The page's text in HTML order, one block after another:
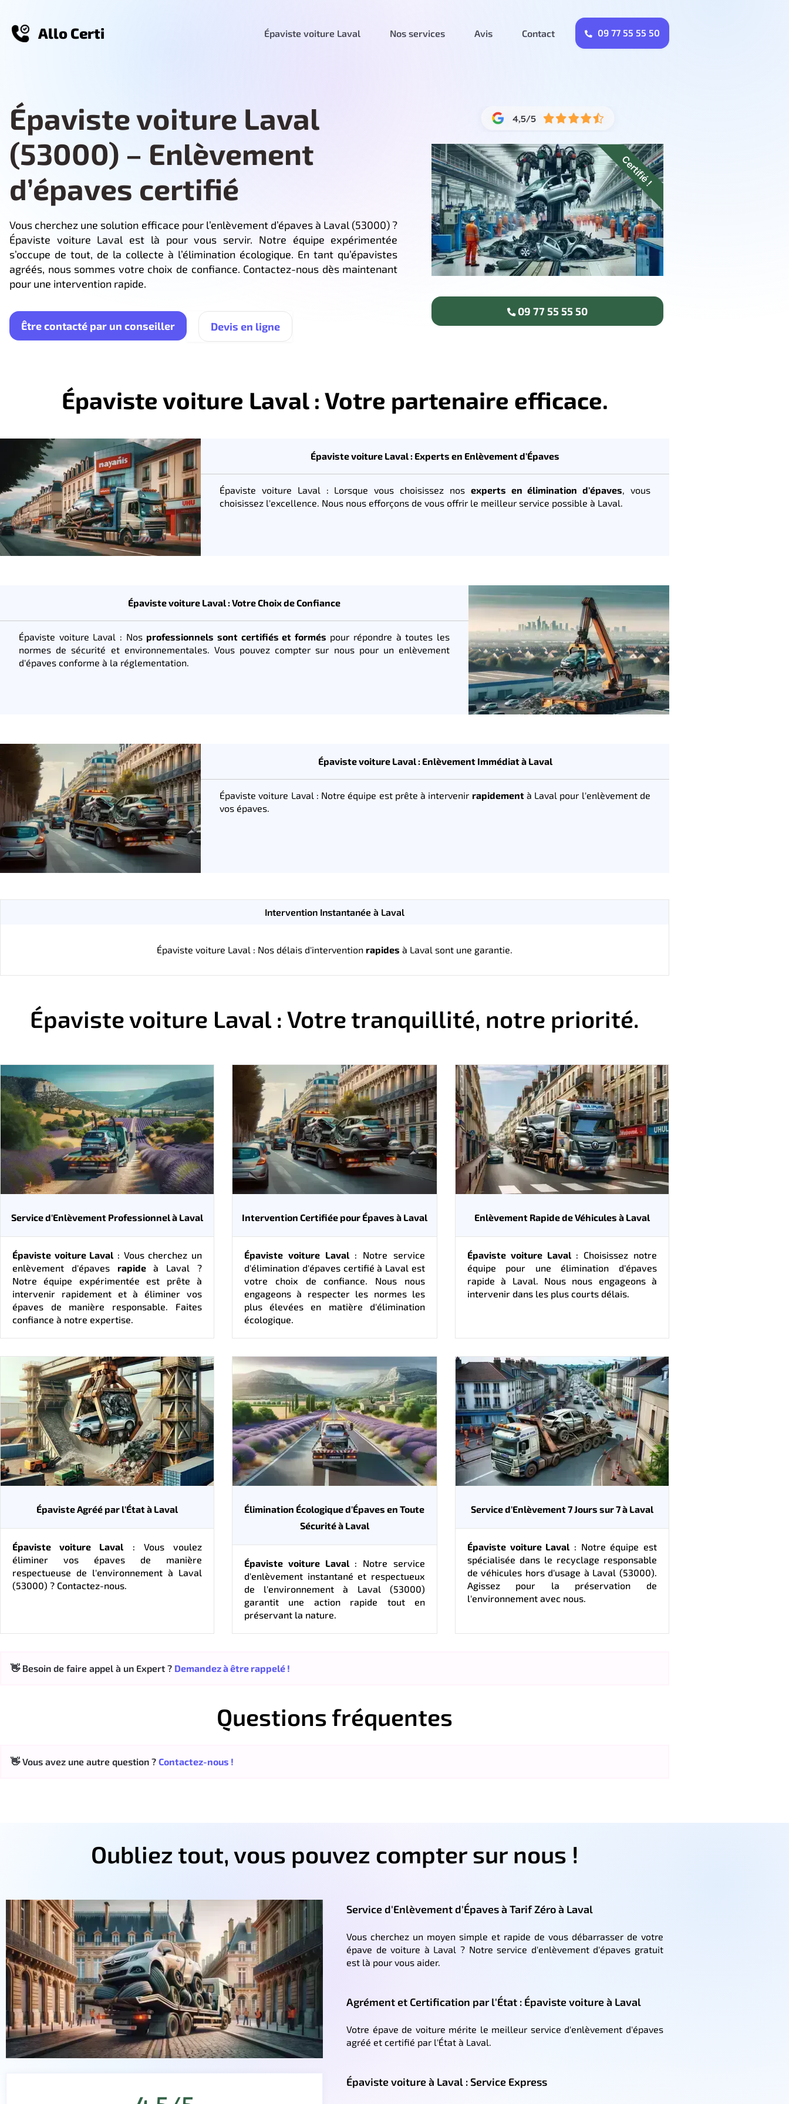
Allo Certi Épaviste voiture Laval Nos services Avis Contact 09 77 55 55 50
Épaviste voiture Laval
(53000) – Enlèvement
d’épaves certifié
Vous cherchez une solution efficace pour l’enlèvement d’épaves à Laval (53000) ?
Épaviste voiture Laval est là pour vous servir. Notre équipe expérimentée
s’occupe de tout, de la collecte à l’élimination écologique. En tant qu’épavistes
agréés, nous sommes votre choix de confiance. Contactez-nous dès maintenant
pour une intervention rapide.
Être contacté par un conseiller Devis en ligne
Certifié !
09 77 55 55 50
Épaviste voiture Laval : Votre partenaire efficace.
Épaviste voiture Laval : Experts en Enlèvement d'Épaves
Épaviste voiture Laval : Lorsque vous choisissez nos experts en élimination d'épaves, vous
choisissez l'excellence. Nous nous efforçons de vous offrir le meilleur service possible à Laval.
Épaviste voiture Laval : Votre Choix de Confiance
Épaviste voiture Laval : Nos professionnels sont certifiés et formés pour répondre à toutes les
normes de sécurité et environnementales. Vous pouvez compter sur nous pour un enlèvement
d'épaves conforme à la réglementation.
Épaviste voiture Laval : Enlèvement Immédiat à Laval
Épaviste voiture Laval : Notre équipe est prête à intervenir rapidementà Laval pour l'enlèvement de
vos épaves.
Intervention Instantanée à Laval
Épaviste voiture Laval : Nos délais d'intervention rapides à Laval sont une garantie.
Épaviste voiture Laval : Votre tranquillité, notre priorité.
Service d'Enlèvement Professionnel à Laval
Épaviste voiture Laval : Vous cherchez un
enlèvement d'épaves rapideà Laval ?
Notre équipe expérimentée est prête à
intervenir rapidement et à éliminer vos
épaves de manière responsable. Faites
confiance à notre expertise.
Intervention Certifiée pour Épaves à Laval
Épaviste voiture Laval: Notre service
d'élimination d'épaves certifié à Laval est
votre choix de confiance. Nous nous
engageons à respecter les normes les
plus élevées en matière d'élimination
écologique.
Enlèvement Rapide de Véhicules à Laval
Épaviste voiture Laval: Choisissez notre
équipe pour une élimination d'épaves
rapide à Laval. Nous nous engageons à
intervenir dans les plus courts délais.
Épaviste Agréé par l'État à Laval
Épaviste voiture Laval : Vous voulez
éliminer vos épaves de manière
respectueuse de l'environnement à Laval
(53000) ? Contactez-nous.
Élimination Écologique d'Épaves en Toute
Sécurité à Laval
Épaviste voiture Laval: Notre service
d'enlèvement instantané et respectueux
de l'environnement à Laval (53000)
garantit une action rapide tout en
préservant la nature.
Service d'Enlèvement 7 Jours sur 7 à Laval
Épaviste voiture Laval : Notre équipe est
spécialisée dans le recyclage responsable
de véhicules hors d'usage à Laval (53000).
Agissez pour la préservation de
l'environnement avec nous.
👋 Besoin de faire appel à un Expert ? Demandez à être rappelé !
Questions fréquentes
👋 Vous avez une autre question ? Contactez-nous !
Oubliez tout, vous pouvez compter sur nous !
Service d'Enlèvement d'Épaves à Tarif Zéro à Laval
Vous cherchez un moyen simple et rapide de vous débarrasser de votre
épave de voiture à Laval ? Notre service d'enlèvement d'épaves gratuit
est là pour vous aider.
Agrément et Certification par l'État : Épaviste voiture à Laval
Votre épave de voiture mérite le meilleur service d'enlèvement d'épaves
agréé et certifié par l'État à Laval.
Épaviste voiture à Laval : Service Express